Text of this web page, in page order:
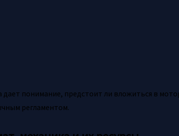
дает понимание, предстоит ли вложиться в
регламентом.